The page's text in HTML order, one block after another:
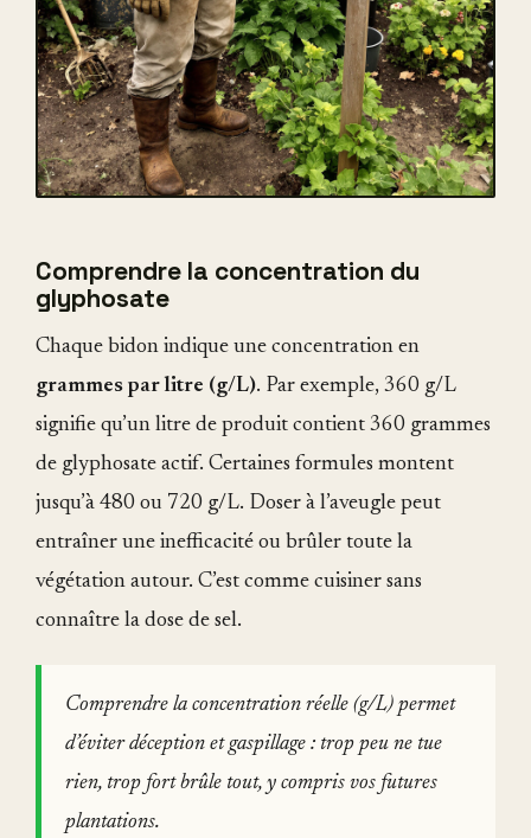
Comprendre la concentration du
glyphosate
Chaque bidon indique une concentration en
grammes par litre (g/L). Par exemple, 360 g/L
signifie qu’un litre de produit contient 360 grammes
de glyphosate actif. Certaines formules montent
jusqu’à 480 ou 720 g/L. Doser à l’aveugle peut
entraîner une inefficacité ou brûler toute la
végétation autour. C’est comme cuisiner sans
connaître la dose de sel.
Comprendre la concentration réelle (g/L) permet
d’éviter déception et gaspillage : trop peu ne tue
rien, trop fort brûle tout, y compris vos futures
plantations.